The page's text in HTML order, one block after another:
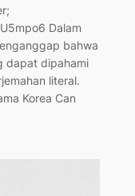
Dalam
bahwa
dapat dipahami
literal.
Korea Can